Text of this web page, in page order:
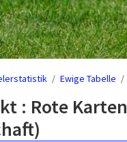
Ewige Tabelle
: Rote Karten